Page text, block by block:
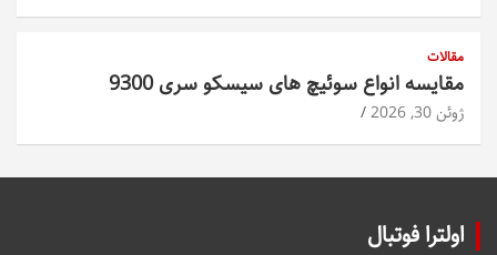
مقالات
مقایسه انواع سوئیچ های سیسکو سری 9300
ژوئن 30, 2026
اولترا فوتبال